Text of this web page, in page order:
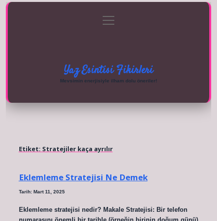
Gizlilik Politikası
menüyü
aç
Yaz Esintisi Fikirleri
Mevsimin enerjisiyle ilham dolu öneriler!
Etiket: Stratejiler kaça ayrılır
Eklemleme Stratejisi Ne Demek
Tarih: Mart 11, 2025
Eklemleme stratejisi nedir? Makale Stratejisi: Bir telefon